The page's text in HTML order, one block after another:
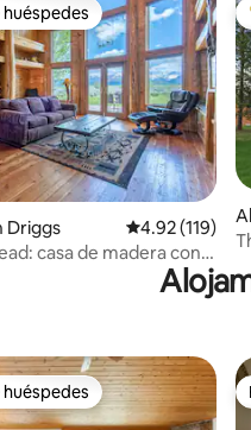
Driggs Calificación
4.92 (119)
casa de madera con